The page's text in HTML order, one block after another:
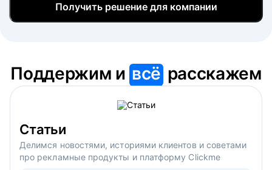
Получить решение для компании
Поддержим ивсё расскажем
Статьи
Делимся новостями, историями клиентов и советами
про рекламные продукты и платформу Clickme